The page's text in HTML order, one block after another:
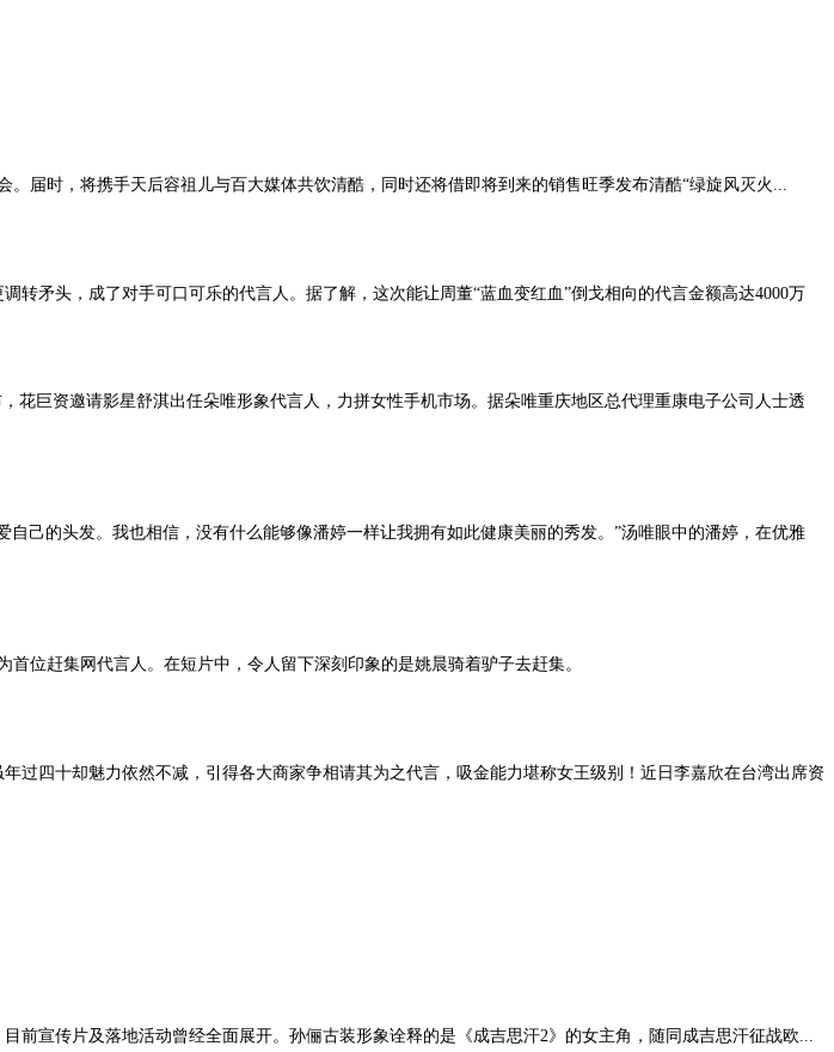
届时，将携手天后容祖儿与百大媒体共饮清酷，同时还将借即将到来的销售旺季发布清酷“绿旋风灭火...
矛头，成了对手可口可乐的代言人。据了解，这次能让周董“蓝血变红血”倒戈相向的代言金额高达4000万
巨资邀请影星舒淇出任朵唯形象代言人，力拼女性手机市场。据朵唯重庆地区总代理重康电子公司人士透
己的头发。我也相信，没有什么能够像潘婷一样让我拥有如此健康美丽的秀发。”汤唯眼中的潘婷，在优雅
位赶集网代言人。在短片中，令人留下深刻印象的是姚晨骑着驴子去赶集。
四十却魅力依然不减，引得各大商家争相请其为之代言，吸金能力堪称女王级别！近日李嘉欣在台湾出席资
宣传片及落地活动曾经全面展开。孙俪古装形象诠释的是《成吉思汗2》的女主角，随同成吉思汗征战欧...